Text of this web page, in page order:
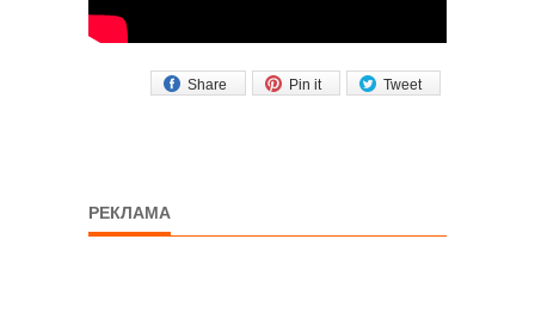
Tweet
Pin it
Share
РЕКЛАМА